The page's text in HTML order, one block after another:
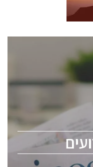
כולל מהנדסים,
ChipEx2026 will